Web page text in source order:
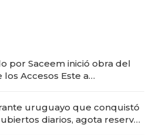
por Saceem inició obra del
Accesos Este a
uruguayo que conquistó
diarios, agota reservas